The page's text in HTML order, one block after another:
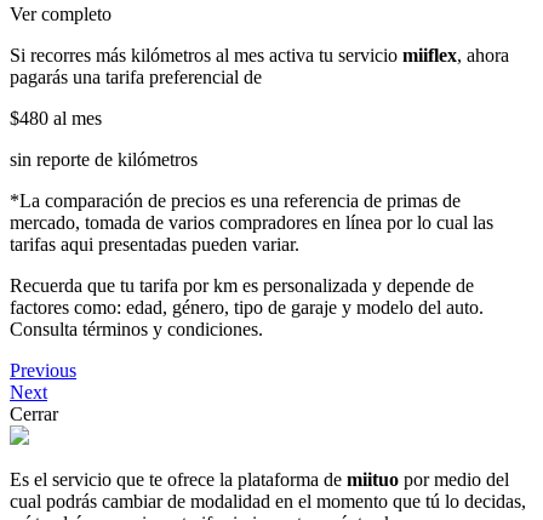
Ver completo
Si recorres más kilómetros al mes activa tu servicio miiflex, ahora
pagarás una tarifa preferencial de
$480 al mes
sin reporte de kilómetros
*La comparación de precios es una referencia de primas de
mercado, tomada de varios compradores en línea por lo cual las
tarifas aqui presentadas pueden variar.
Recuerda que tu tarifa por km es personalizada y depende de
factores como: edad, género, tipo de garaje y modelo del auto.
Consulta términos y condiciones.
Previous
Next
Cerrar
Es el servicio que te ofrece la plataforma de miituo por medio del
cual podrás cambiar de modalidad en el momento que tú lo decidas,